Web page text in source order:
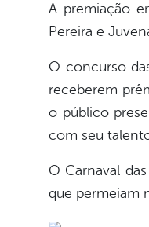
A premiação
Pereira e
O concurso
receberem
o público
com seu
O Carnaval
que permeiam